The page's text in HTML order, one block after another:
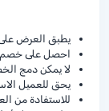
يطبق العرض
احصل على خصم
لا يمكن دمج
يحق للعميل
للاستفادة من